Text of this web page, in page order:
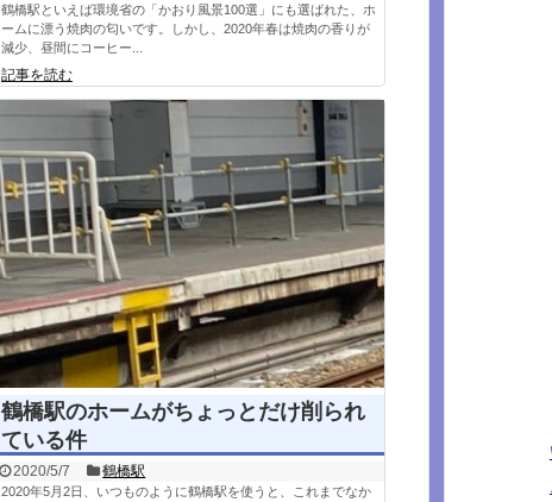
鶴橋駅といえば環境省の「かおり風景100選」にも選ばれた、ホ
ームに漂う焼肉の匂いです。しかし、2020年春は焼肉の香りが
減少、昼間にコーヒー...
記事を読む
鶴橋駅のホームがちょっとだけ削られ
ている件
2020/5/7 鶴橋駅
2020年5月2日、いつものように鶴橋駅を使うと、これまでなか